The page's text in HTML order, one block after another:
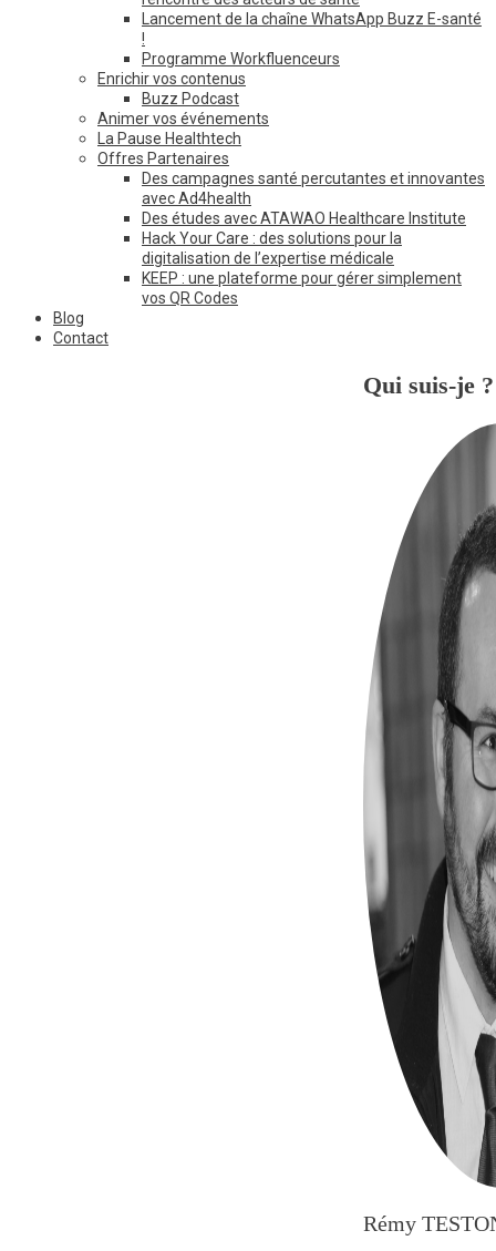
Lancement de la chaîne WhatsApp Buzz E-santé
!
Programme Workfluenceurs
Enrichir vos contenus
Buzz Podcast
Animer vos événements
La Pause Healthtech
Offres Partenaires
Des campagnes santé percutantes et innovantes
avec Ad4health
Des études avec ATAWAO Healthcare Institute
Hack Your Care : des solutions pour la
digitalisation de l’expertise médicale
KEEP : une plateforme pour gérer simplement
vos QR Codes
Blog
Contact
Qui suis-je ?
Rémy